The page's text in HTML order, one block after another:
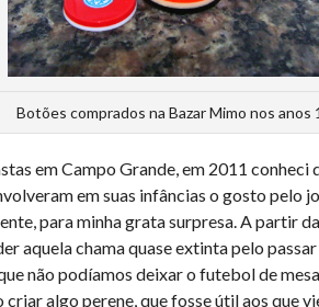
Botões comprados na Bazar Mimo nos anos
em Campo Grande, em 2011 conheci
em suas infâncias o gosto pelo
para minha grata surpresa. A partir
aquela chama quase extinta pelo
não podíamos deixar o futebol de
algo perene, que fosse útil aos que